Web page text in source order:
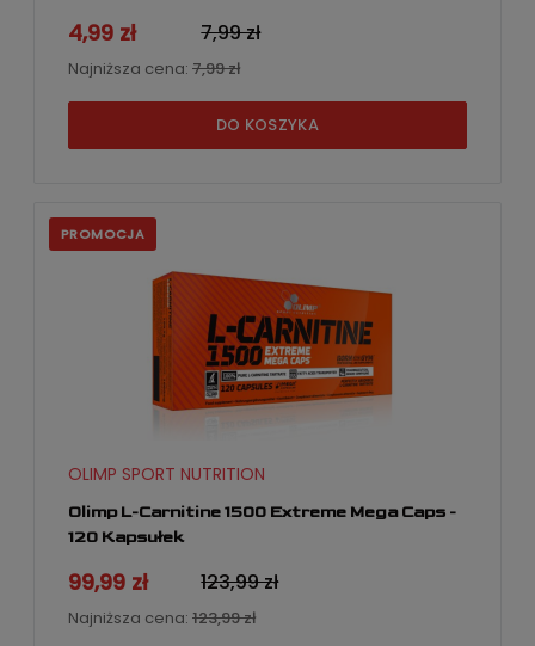
4,99 zł 7,99 zł
Najniższa cena: 7,99 zł
DO KOSZYKA
Olimp L-Carnitine 1500 Extreme Mega Caps -
120 Kapsułek
OLIMP SPORT NUTRITION
99,99 zł 123,99 zł
Najniższa cena: 123,99 zł
PROMOCJA